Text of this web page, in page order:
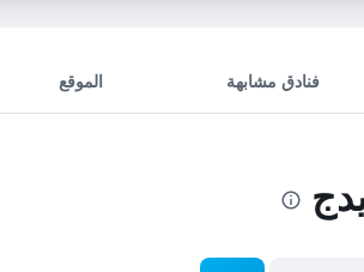
فنادق مشابهة الموقع